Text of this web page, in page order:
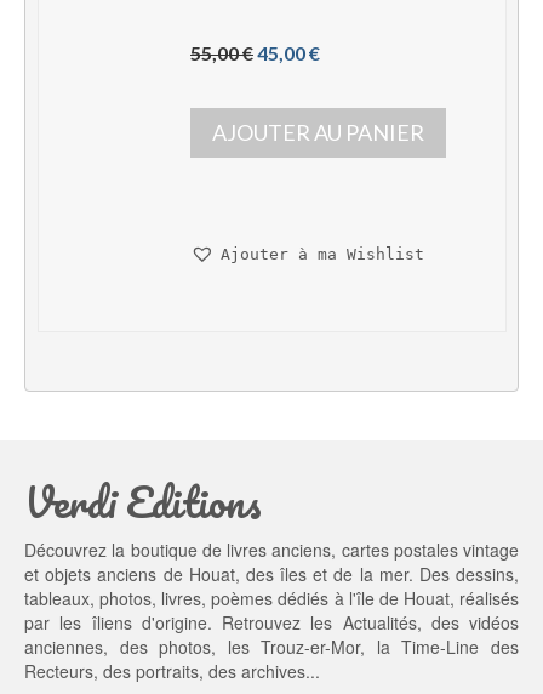
55,00 €L
p
r
i
i
é
t :
5,
0
0 €.
45,00 €L
p
r
i
t
s
AJOUTER AU PANIER
Ajouter à ma Wishlist
Verdi Editions
Découvrez la boutique de livres anciens, cartes postales vintage
et objets anciens de Houat, des îles et de la mer. Des dessins,
tableaux, photos, livres, poèmes dédiés à l'île de Houat, réalisés
par les îliens d'origine. Retrouvez les Actualités, des vidéos
anciennes, desphotos, lesTrouz-er-Mor, laTime-Line des
Recteurs, des portraits, des archives...